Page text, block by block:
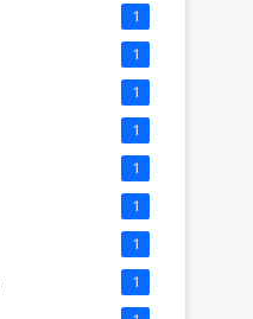
1
1
1
1
1
1
1
1